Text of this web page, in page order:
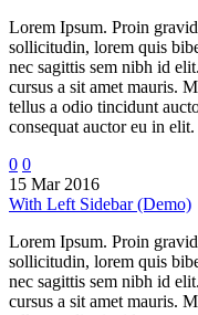
Lorem Ipsum. Proin
sollicitudin, lorem quis
nec sagittis sem nibh id
cursus a sit amet mauris.
tellus a odio tincidunt
consequat auctor eu in elit.
0 0
15 Mar 2016
With Left Sidebar (Demo)
Lorem Ipsum. Proin
sollicitudin, lorem quis
nec sagittis sem nibh id
cursus a sit amet mauris.